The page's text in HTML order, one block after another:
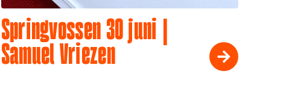
Springvossen 30 juni |
Samuel Vriezen